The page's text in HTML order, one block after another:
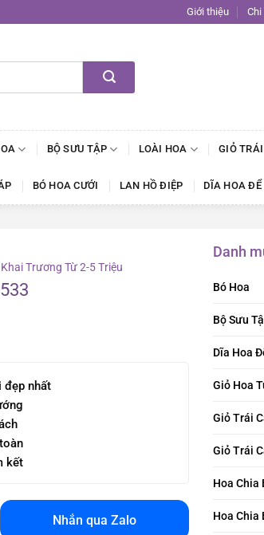
Giới thiệu Chi
BỘ SƯU TẬP LOÀI HOA GIỎ
BÓ HOA CƯỚI LAN HỒ ĐIỆP DĨA HOA ĐỂ
Danh
Bó Hoa
Bộ Sưu
Dĩa Hoa
Giỏ Hoa
Giỏ Trái
Giỏ Trái
Hoa Chia
Hoa Chia
Trương Từ 2-5 Triệu
đẹp nhất
kết
Nhắn qua Zalo